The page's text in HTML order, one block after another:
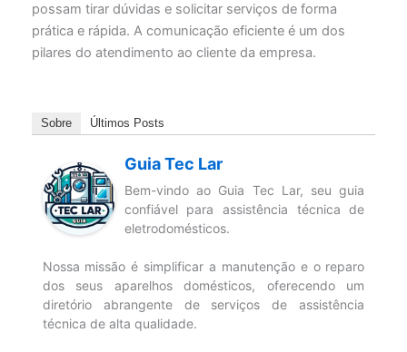
possam tirar dúvidas e solicitar serviços de forma
prática e rápida. A comunicação eficiente é um dos
pilares do atendimento ao cliente da empresa.
Sobre Últimos Posts
Guia Tec Lar
Bem-vindo ao Guia Tec Lar, seu guia
confiável para assistência técnica de
eletrodomésticos.
Nossa missão é simplificar a manutenção e o reparo
dos seus aparelhos domésticos, oferecendo um
diretório abrangente de serviços de assistência
técnica de alta qualidade.